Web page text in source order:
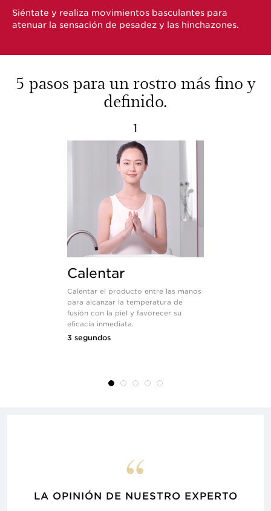
Siéntate y realiza movimientos basculantes para
atenuar la sensación de pesadez y las hinchazones.
5 pasos para un rostro más fino y
definido.
1
Calentar
Calentar el producto entre las manos
para alcanzar la temperatura de
fusión con la piel y favorecer su
eficacia inmediata.
3 segundos
LA OPINIÓN DE NUESTRO EXPERTO